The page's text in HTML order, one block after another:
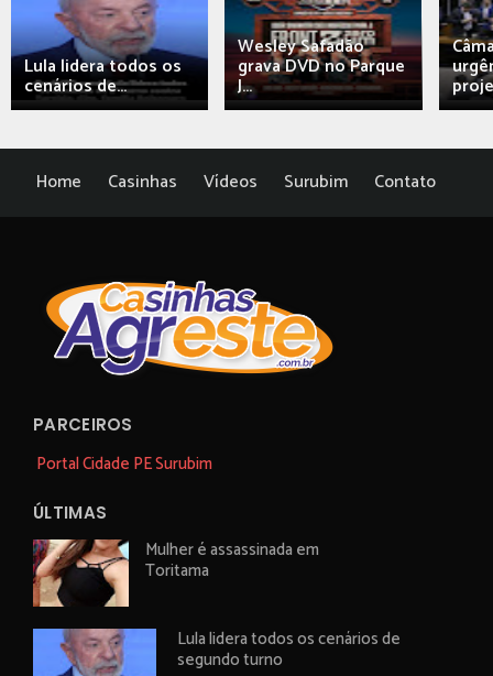
Lula lidera todos os
cenários de...
Wesley Safadão
grava DVD no Parque
J...
Home Casinhas Vídeos Surubim Contato
PARCEIROS
Portal Cidade PE Surubim
ÚLTIMAS
Mulher é assassinada em
Toritama
Lula lidera todos os cenários de
segundo turno